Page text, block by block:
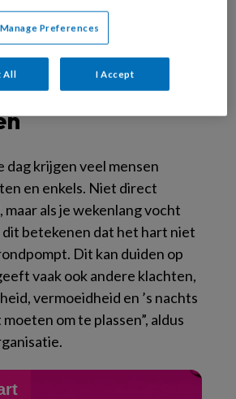
vaker aan dan mannen (31
adviseert mensen
opgezwollen enkels hebben de
of het aan het hart ligt.
dag krijgen veel mensen
en enkels. Niet direct
als je wekenlang vocht
betekenen dat het hart niet
Dit kan duiden op
vaak ook andere klachten,
vermoeidheid en ’s nachts
om te plassen”, aldus
Manage Preferences
All I Accept